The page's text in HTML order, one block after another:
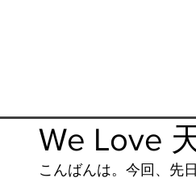
We Love
こんばんは。今回、先